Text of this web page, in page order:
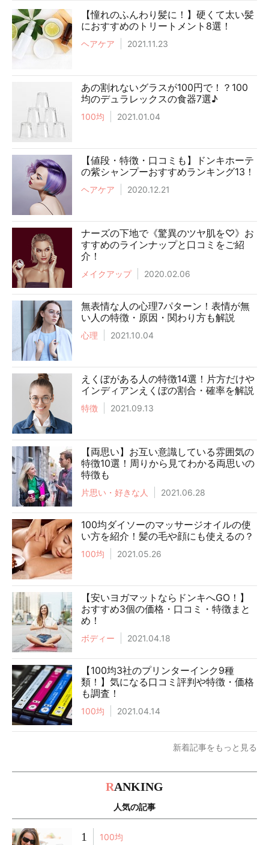
【憧れのふんわり髪に！】硬くて太い髪
におすすめのトリートメント8選！
ヘアケア 2021.11.23
あの割れないグラスが100円で！？100
均のデュラレックスの食器7選♪
100均 2021.01.04
【値段・特徴・口コミも】ドンキホーテ
の紫シャンプーおすすめランキング13！
ヘアケア 2020.12.21
ナーズの下地で《驚異のツヤ肌を♡》お
すすめのラインナップと口コミをご紹
介！
メイクアップ 2020.02.06
無表情な人の心理7パターン！表情が無
い人の特徴・原因・関わり方も解説
心理 2021.10.04
えくぼがある人の特徴14選！片方だけや
インディアンえくぼの割合・確率を解説
特徴 2021.09.13
【両思い】お互い意識している雰囲気の
特徴10選！周りから見てわかる両思いの
特徴も
片思い・好きな人 2021.06.28
100均ダイソーのマッサージオイルの使
い方を紹介！髪の毛や顔にも使えるの？
100均 2021.05.26
【安いヨガマットならドンキへGO！】
おすすめ3個の価格・口コミ・特徴まと
め！
ボディー 2021.04.18
【100均3社のプリンターインク9種
類！】気になる口コミ評判や特徴・価格
も調査！
100均 2021.04.14
新着記事をもっと見る
RANKING
人気の記事
1 100均